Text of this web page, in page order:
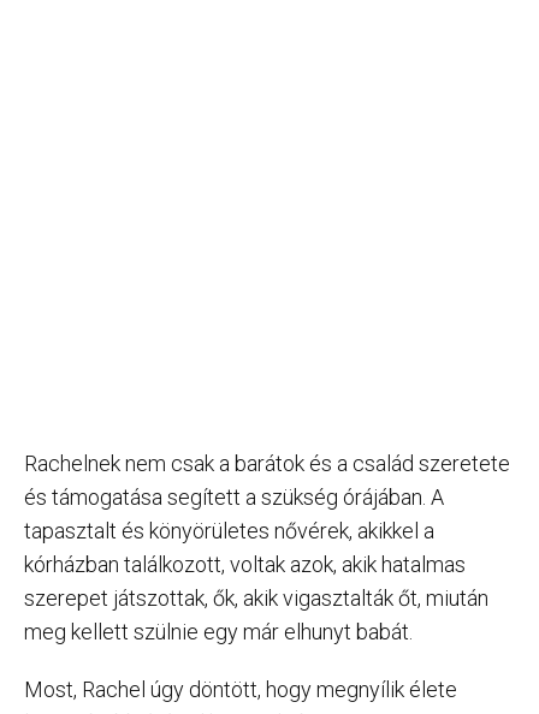
Rachelnek nem csak a barátok és a család szeretete
és támogatása segített a szükség órájában. A
tapasztalt és könyörületes nővérek, akikkel a
kórházban találkozott, voltak azok, akik hatalmas
szerepet játszottak, ők, akik vigasztalták őt, miután
meg kellett szülnie egy már elhunyt babát.
Most, Rachel úgy döntött, hogy megnyílik élete